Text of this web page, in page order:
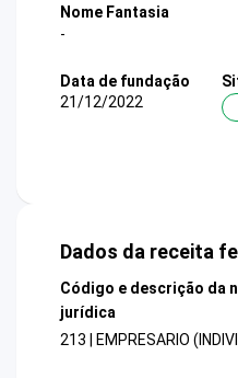
Nome Fantasia
-
Data de fundação
21/12/2022
Dados da receita
Código e descrição da
jurídica
213 | EMPRESARIO